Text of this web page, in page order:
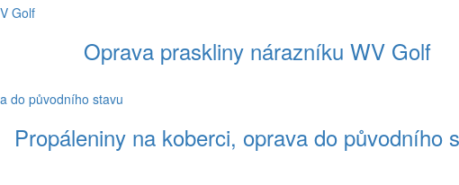
Oprava praskliny nárazníku WV Golf
Propáleniny na koberci, oprava do původního